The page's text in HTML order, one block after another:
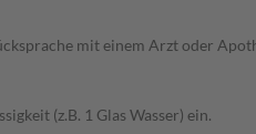
mit einem Arzt oder
(z.B. 1 Glas Wasser) ein.